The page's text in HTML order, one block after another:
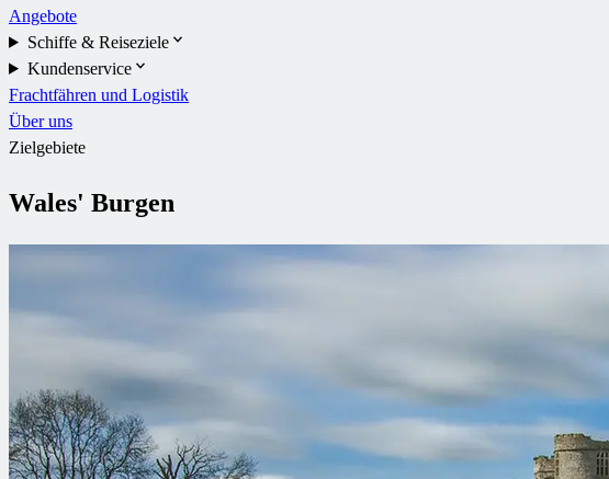
Angebote
Schiffe & Reiseziele
Kundenservice
Frachtfähren und Logistik
Über uns
Zielgebiete
Wales' Burgen